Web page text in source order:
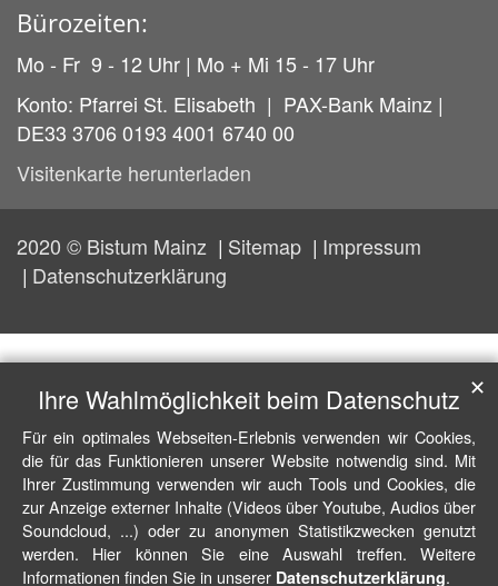
Bürozeiten:
Mo - Fr 9 - 12 Uhr | Mo + Mi 15 - 17 Uhr
Konto: Pfarrei St. Elisabeth | PAX-Bank Mainz |
DE33 3706 0193 4001 6740 00
Visitenkarte herunterladen
2020 © Bistum Mainz Sitemap
Impressum
Datenschutzerklärung
Ihre Wahlmöglichkeit beim Datenschutz
Für ein optimales Webseiten-Erlebnis verwenden wir Cookies,
die für das Funktionieren unserer Website notwendig sind. Mit
Ihrer Zustimmung verwenden wir auch Tools und Cookies, die
zur Anzeige externer Inhalte (Videos über Youtube, Audios über
Soundcloud, ...) oder zu anonymen Statistikzwecken genutzt
werden. Hier können Sie eine Auswahl treffen. Weitere
Informationen finden Sie in unserer Datenschutzerklärung.
✕